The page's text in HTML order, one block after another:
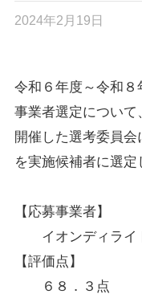
2024年2月19日
令和６年度～令和
事業者選定につい
開催した選考委員
を実施候補者に選定
【応募事業者】
イオンディライ
【評価点】
６８．３点